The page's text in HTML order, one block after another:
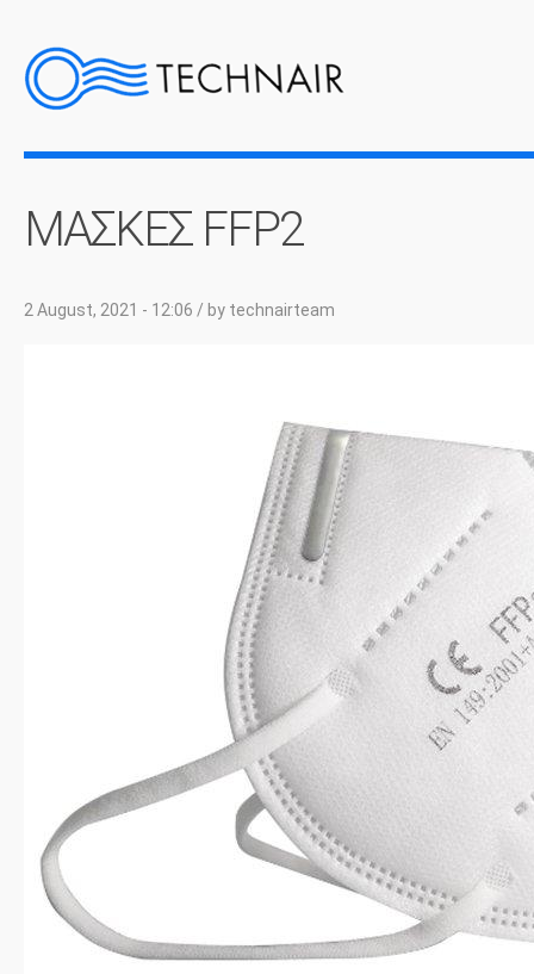
ΜΑΣΚΕΣ FFP2
2 August, 2021 - 12:06 / by technairteam